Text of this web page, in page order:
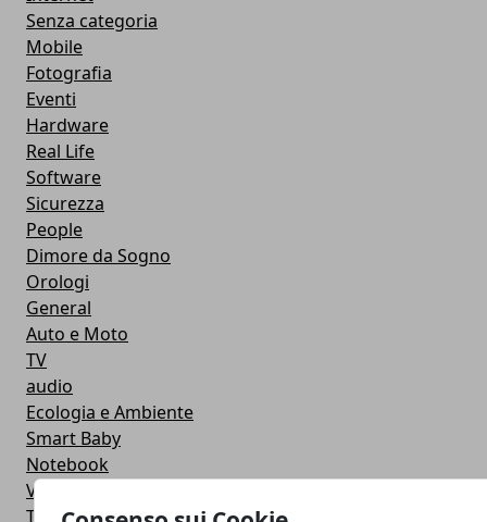
Senza categoria
Mobile
Fotografia
Eventi
Hardware
Real Life
Software
Sicurezza
People
Dimore da Sogno
Orologi
General
Auto e Moto
TV
audio
Ecologia e Ambiente
Smart Baby
Notebook
Videogame
The Server Side